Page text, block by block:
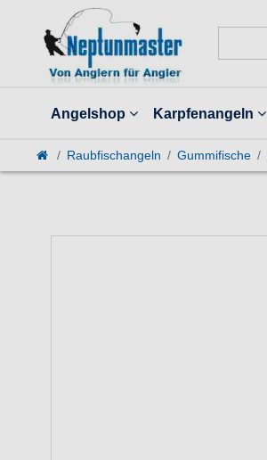
Angelshop Karpfenangeln
Raubfischangeln Gummifische